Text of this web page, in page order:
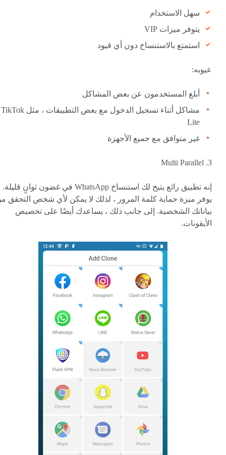
سهل الاستخدام
يتوفر ميزات VIP
استمتع بالاستنساخ دون أي قيود
عيوبه:
أبلغ المستخدمون عن بعض المشاكل
مشاكل أثناء تسجيل الدخول مع بعض التطبيقات ، مثل TikTok
Lite
غير متوافق مع جميع الأجهزة
3. Multi Parallel
إنه تطبيق رائع يتيح لك استنساخ WhatsApp في غضون ثوانٍ قليلة.
يوفر ميزة حماية كلمة المرور ، لذلك لا يمكن لأي شخص التحقق
بياناتك الشخصية. إلى جانب ذلك ، يساعدك أيضًا على تخصيص
الأيقونات.